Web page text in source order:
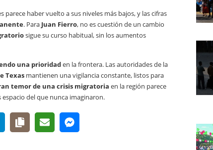
haber vuelto a sus niveles más bajos, y las cifras
. Para Juan Fierro, no es cuestión de un cambio
sigue su curso habitual, sin los aumentos
una prioridaden la frontera. Las autoridades de la
Texas mantienen una vigilancia constante, listos para
temor de una crisis migratoria en la región parece
del que nunca imaginaron.